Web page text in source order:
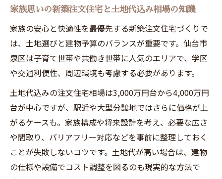
家族思いの新築注文住宅と土地代込み相場の知識
家族の安心と快適性を最優先する新築注文住宅づくりで
は、土地選びと建物予算のバランスが重要です。仙台市
泉区は子育て世帯や共働き世帯に人気のエリアで、学区
や交通利便性、周辺環境も考慮する必要があります。
土地代込みの注文住宅相場は3,000万円台から4,000万円
台が中心ですが、駅近や大型分譲地ではさらに価格が上
がるケースも。家族構成や将来設計を考え、必要な広さ
や間取り、バリアフリー対応などを事前に整理しておく
ことが失敗しないコツです。土地代が高い場合は、建物
の仕様や設備でコスト調整を図るのも現実的な方法で